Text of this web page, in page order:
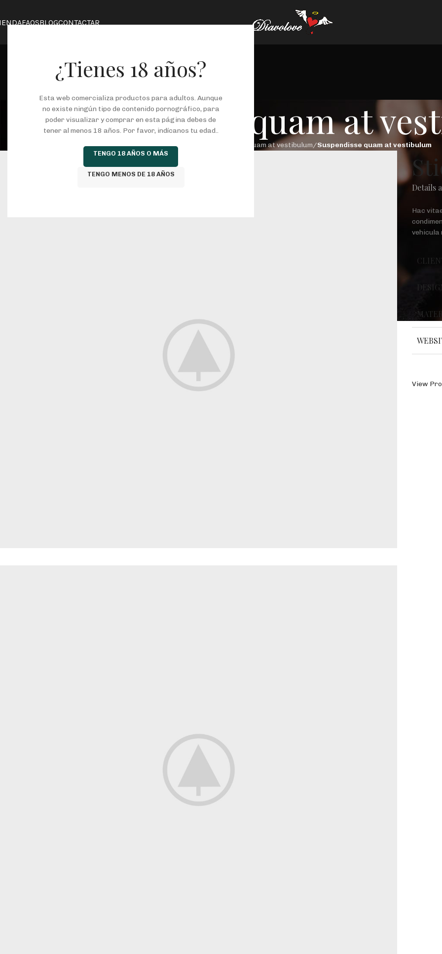
¿Tienes 18 años?
Esta web comercializa productos para adultos. Aunque
no existe ningún tipo de contenido pornográfico, para
poder visualizar y comprar en esta página debes de
tener al menos 18 años. Por favor, indícanos tu edad..
TENGO 18 AÑOS O MÁS
TENGO MENOS DE 18 AÑOS
FAQSBLOGCONTACTAR
Suspendisse quam at
Portada Suspendisse quam at vestibulum/Suspendisse quam at vestibulum
Details
Hac
vehicula
View